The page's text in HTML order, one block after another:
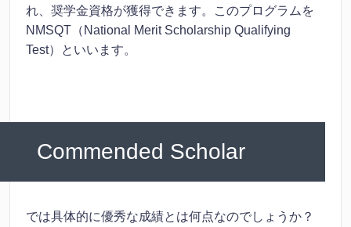
れ、奨学金資格が獲得できます。このプログラムを
NMSQT（National Merit Scholarship Qualifying
Test）といいます。
Commended Scholar
では具体的に優秀な成績とは何点なのでしょうか？